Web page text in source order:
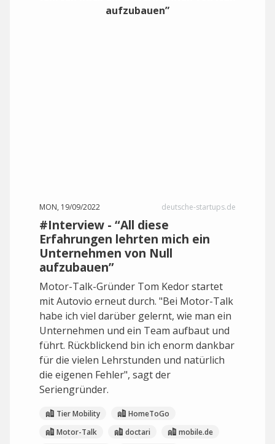
MON, 19/09/2022 deutsche-startups.de
#Interview - “All diese
Erfahrungen lehrten mich ein
Unternehmen von Null
aufzubauen”
Motor-Talk-Gründer Tom Kedor startet
mit Autovio erneut durch. "Bei Motor-Talk
habe ich viel darüber gelernt, wie man ein
Unternehmen und ein Team aufbaut und
führt. Rückblickend bin ich enorm dankbar
für die vielen Lehrstunden und natürlich
die eigenen Fehler", sagt der
Seriengründer.
Tier Mobility
HomeToGo
Motor-Talk
doctari
mobile.de